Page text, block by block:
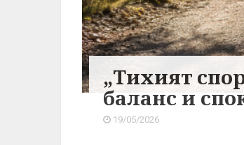
„Тихият
баланс и
19/05/2026